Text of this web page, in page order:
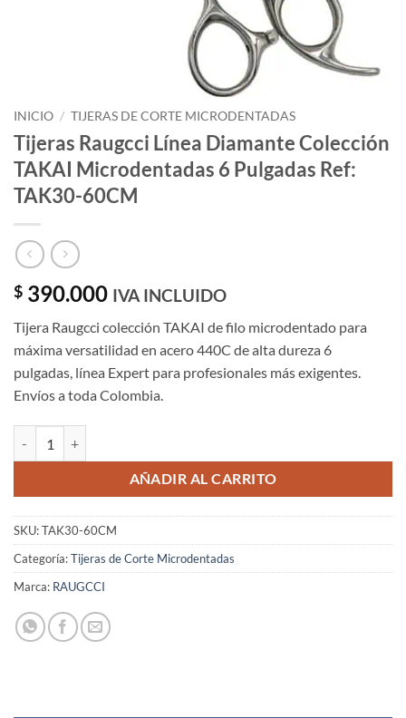
INICIO / TIJERAS DE CORTE MICRODENTADAS
Tijeras Raugcci Línea Diamante Colección
TAKAI Microdentadas 6 Pulgadas Ref:
TAK30-60CM
$ 390.000 IVA INCLUIDO
Tijera Raugcci colección TAKAI de filo microdentado para
máxima versatilidad en acero 440C de alta dureza 6
pulgadas, línea Expert para profesionales más exigentes.
Envíos a toda Colombia.
AÑADIR AL CARRITO
SKU:TAK30-60CM
Categoría:Tijeras de Corte Microdentadas
Marca: RAUGCCI